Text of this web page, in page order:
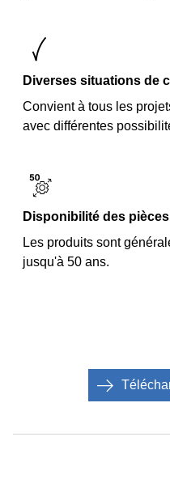
Diverses situations de
Convient à tous les
avec différentes
Disponibilité des
Les produits sont
jusqu'à 50 ans.